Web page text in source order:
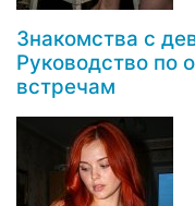
Знакомства с
Руководство по
встречам